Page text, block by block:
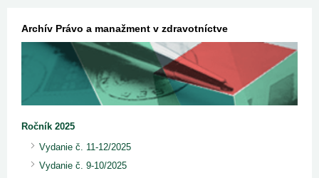
Archív Právo a manažment v zdravotníctve
Ročník 2025
Vydanie č. 11-12/2025
Vydanie č. 9-10/2025